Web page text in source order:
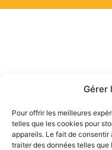
Gérer
Pour offrir les meilleures
telles que les cookies pour
appareils. Le fait de
traiter des données telles
À vous d'être les
de concours,